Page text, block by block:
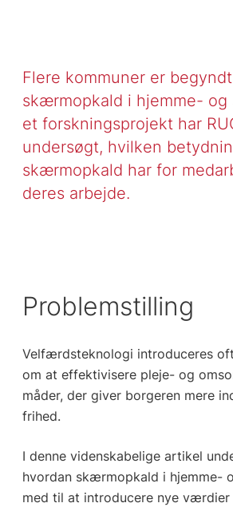
Flere kommuner er
skærmopkald i hjemme- og
et forskningsprojekt har
undersøgt, hvilken
skærmopkald har for
deres arbejde.
Problemstilling
Velfærdsteknologi introduceres
om at effektivisere pleje- og
måder, der giver borgeren mere
frihed.
I denne videnskabelige artikel
hvordan skærmopkald i hjemme-
med til at introducere nye